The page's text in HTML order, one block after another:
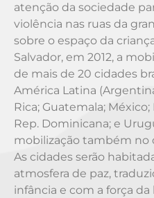
atenção da sociedade
violência nas ruas da
sobre o espaço da
Salvador, em 2012, a
de mais de 20 cidades
América Latina
Rica; Guatemala;
Rep. Dominicana; e
mobilização também no
As cidades serão
atmosfera de paz,
infância e com a força